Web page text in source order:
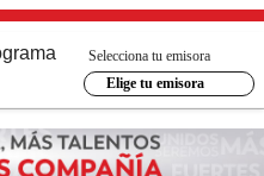
Selecciona tu emisora
Elige tu emisora